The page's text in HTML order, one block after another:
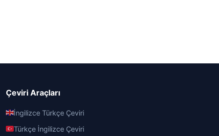
Çeviri Araçları
İngilizce Türkçe Çeviri
Türkçe İngilizce Çeviri